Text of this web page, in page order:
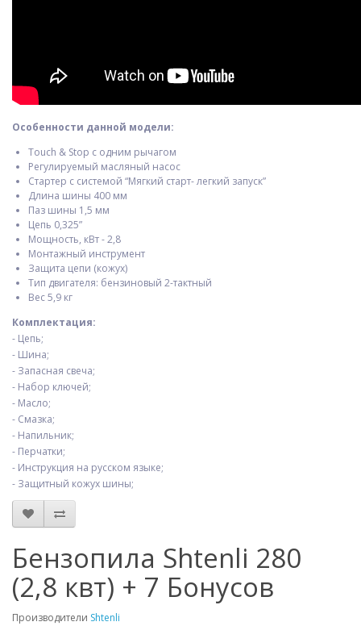
Особенности данной модели:
Touch & Stop с одним рычагом
Регулируемый масляный насос
Стартер с системой “Мягкий старт- легкий запуск”
Длина шины 400 мм
Паз шины 1,5 мм
Цепь 0,325”
Мощность, кВт - 2,8
Монтажный инструмент
Защита цепи (кожух)
Тип двигателя: бензиновый 2-тактный
Вес 5,9 кг
Комплектация:
- Цепь;
- Шина;
- Запасная свеча;
- Набор ключей;
- Масло;
- Смазка;
- Напильник;
- Перчатки;
- Инструкция на русском языке;
- Защитный кожух шины;
Бензопила Shtenli 280
(2,8 квт) + 7 Бонусов
Производители Shtenli